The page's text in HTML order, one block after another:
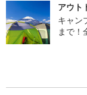
アウト
キャン
まで！